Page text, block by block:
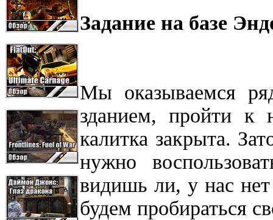
Задание на базе
Мы оказываемся
зданием, пройти к
калитка закрыта.
нужно
видишь ли, у нас
будем пробираться